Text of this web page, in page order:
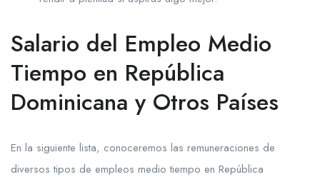
Salario del Empleo Medio
Tiempo en República
Dominicana y Otros Países
En la siguiente lista, conoceremos las remuneraciones de
diversos tipos de empleos medio tiempo en República